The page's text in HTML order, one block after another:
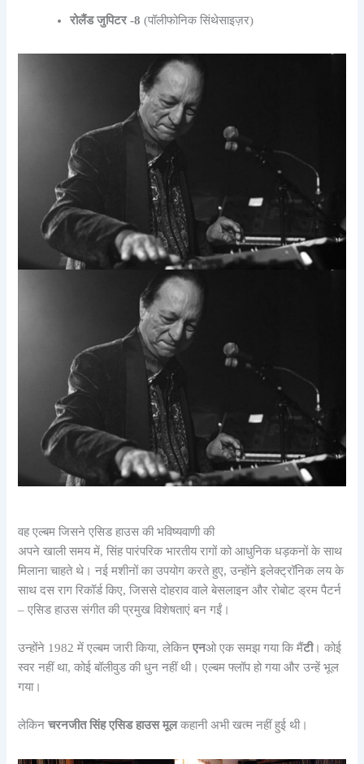
रोलैंड जुपिटर -8 (पॉलीफोनिक सिंथेसाइज़र)
वह एल्बम जिसने एसिड हाउस की भविष्यवाणी की
अपने खाली समय में, सिंह पारंपरिक भारतीय रागों को आधुनिक धड़कनों के साथ
मिलाना चाहते थे। नई मशीनों का उपयोग करते हुए, उन्होंने इलेक्ट्रॉनिक लय के
साथ दस राग रिकॉर्ड किए, जिससे दोहराव वाले बेसलाइन और रोबोट ड्रम पैटर्न
– एसिड हाउस संगीत की प्रमुख विशेषताएं बन गईं।
उन्होंने 1982 में एल्बम जारी किया, लेकिनएनओ एक समझ गया कि मैंटी। कोई
स्वर नहीं था, कोई बॉलीवुड की धुन नहीं थी। एल्बम फ्लॉप हो गया और उन्हें भूल
गया।
लेकिनचरनजीत सिंह एसिड हाउस मूलकहानी अभी खत्म नहीं हुई थी।